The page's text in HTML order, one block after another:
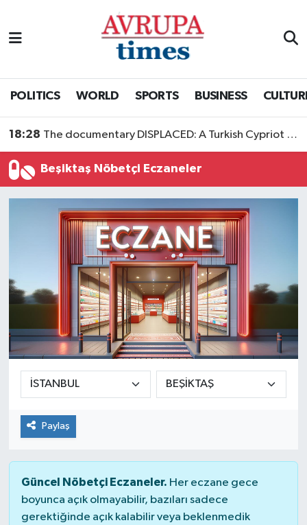
POLITICS WORLD SPORTS BUSINESS
18:28 The documentary DISPLACED: A Turkish Cypriot Story is now available to watch
Beşiktaş Nöbetçi Eczaneler
Paylaş
Güncel Nöbetçi Eczaneler. Her eczane gece
boyunca açık olmayabilir, bazıları sadece
gerektiğinde açık kalabilir veya beklenmedik
Nöbetçi Eczaneler
Tüm Manşetler
Son Dakika Haberleri
Haber Arşivi